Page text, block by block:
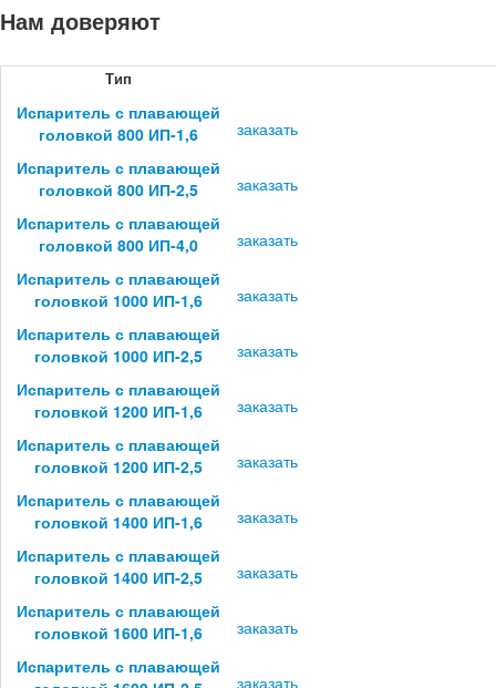
Нам доверяют
Тип
Испаритель с плавающей
головкой 800 ИП-1,6
заказать
Испаритель с плавающей
головкой 800 ИП-2,5
заказать
Испаритель с плавающей
головкой 800 ИП-4,0
заказать
Испаритель с плавающей
головкой 1000 ИП-1,6
заказать
Испаритель с плавающей
головкой 1000 ИП-2,5
заказать
Испаритель с плавающей
головкой 1200 ИП-1,6
заказать
Испаритель с плавающей
головкой 1200 ИП-2,5
заказать
Испаритель с плавающей
головкой 1400 ИП-1,6
заказать
Испаритель с плавающей
головкой 1400 ИП-2,5
заказать
Испаритель с плавающей
головкой 1600 ИП-1,6
заказать
Испаритель с плавающей
заказать